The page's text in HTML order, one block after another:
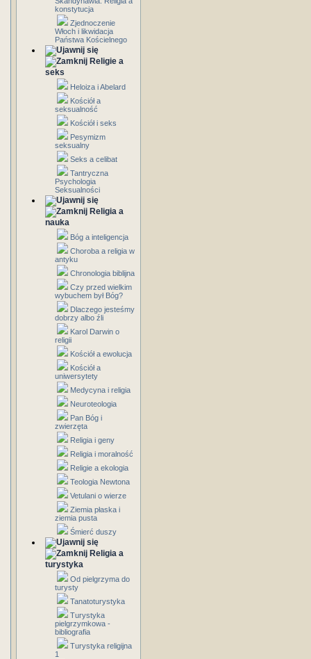
konstytucja
Zjednoczenie
Włoch i likwidacja
Państwa Kościelnego
Religie a
seks
Heloiza i Abelard
Kościół a
seksualność
Kościół i seks
Pesymizm
seksualny
Seks a celibat
Tantryczna
Psychologia
Seksualności
Religia a
nauka
Bóg a inteligencja
Choroba a religia w
antyku
Chronologia biblijna
Czy przed wielkim
wybuchem był Bóg?
Dlaczego jesteśmy
dobrzy albo źli
Karol Darwin o
religii
Kościół a ewolucja
Kościół a
uniwersytety
Medycyna i religia
Neuroteologia
Pan Bóg i
zwierzęta
Religia i geny
Religia i moralność
Religie a ekologia
Teologia Newtona
Vetulani o wierze
Ziemia płaska i
ziemia pusta
Śmierć duszy
Religia a
turystyka
Od pielgrzyma do
turysty
Tanatoturystyka
Turystyka
pielgrzymkowa -
bibliografia
Turystyka religijna
1